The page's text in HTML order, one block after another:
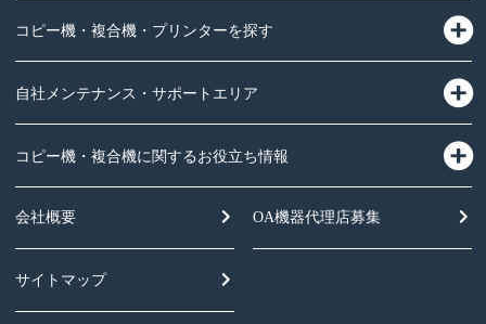
コピー機・複合機・プリンターを探す
自社メンテナンス・サポートエリア
コピー機・複合機に関するお役立ち情報
会社概要
サイトマップ
OA機器代理店募集